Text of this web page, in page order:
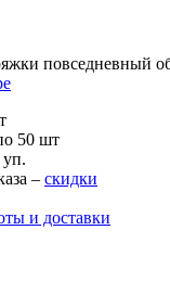
повседневный
50 шт
уп.
– скидки
и доставки